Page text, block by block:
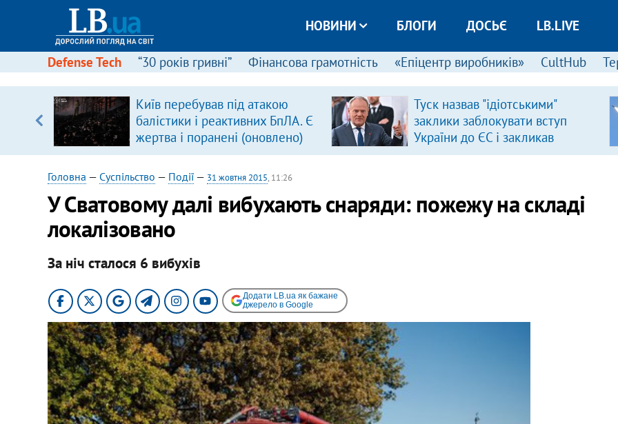
НОВИНИ БЛОГИ ДОСЬЄ LB.LIVE
Defense Tech “30 років гривні” Фінансова грамотність «Епіцентр виробників» CultHub
Київ перебував під атакою
балістики і реактивних БпЛА. Є
жертва і поранені (оновлено)
Туск назвав "ідіотськими"
заклики заблокувати вступ
України до ЄС і закликав
припинити антиукраїнську
Головна — Суспільство — Події— 31 жовтня 2015, 11:26
У Сватовому далі вибухають снаряди: пожежу на складі
локалізовано
За ніч сталося 6 вибухів
Додати LB.ua як бажане
джерело в Google